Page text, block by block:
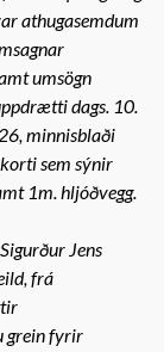
athugasemdum
umsögn
dags. 10.
minnisblaði
sem sýnir
1m. hljóðvegg.
Jens
frá
grein fyrir